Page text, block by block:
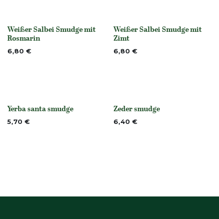
None
Weißer Salbei Smudge mit
Rosmarin
6,80 €
None
Weißer Salbei Smudge mit
Zimt
6,80 €
None
Yerba santa smudge
5,70 € None
Zeder smudge
6,40 €